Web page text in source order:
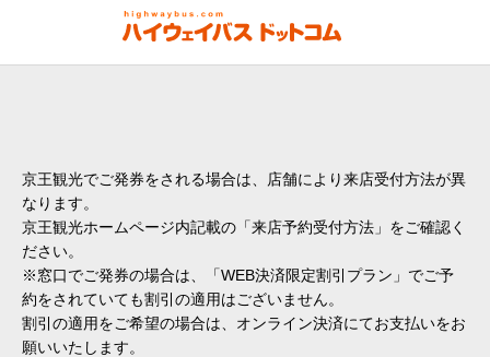
京王観光でご発券をされる場合は、店舗により来店受付方法が異
なります。
京王観光ホームページ内記載の「来店予約受付方法」をご確認く
ださい。
※窓口でご発券の場合は、「WEB決済限定割引プラン」でご予
約をされていても割引の適用はございません。
割引の適用をご希望の場合は、オンライン決済にてお支払いをお
願いいたします。